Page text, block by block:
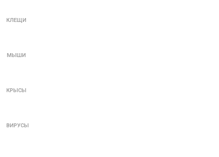
КЛЕЩИ
МЫШИ
КРЫСЫ
ВИРУСЫ